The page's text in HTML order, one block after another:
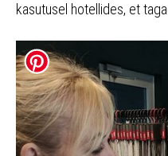
kasutusel hotellides, et